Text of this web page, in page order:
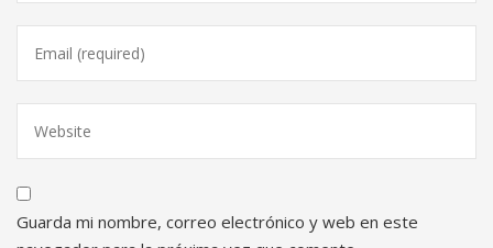
Guarda mi nombre, correo electrónico y web en este